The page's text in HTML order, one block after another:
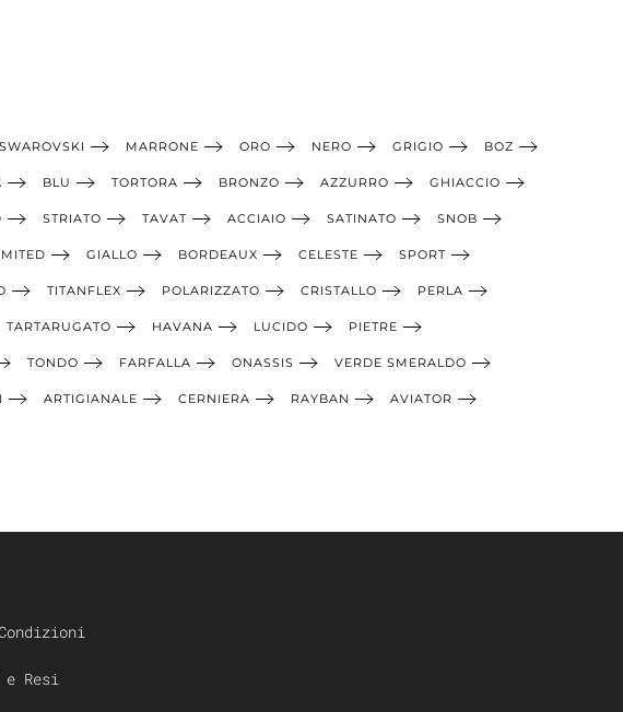
SWAROVSKI MARRONE ORO NERO GRIGIO BOZ
BLU TORTORA BRONZO AZZURRO GHIACCIO
STRIATO TAVAT ACCIAIO SATINATO SNOB
GIALLO BORDEAUX CELESTE SPORT
TITANFLEX POLARIZZATO CRISTALLO PERLA
TARTARUGATO HAVANA LUCIDO PIETRE
TONDO FARFALLA ONASSIS VERDE SMERALDO
ARTIGIANALE CERNIERA RAYBAN AVIATOR
e Resi